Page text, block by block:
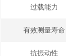
过载能力
有效测量寿命
抗振动性